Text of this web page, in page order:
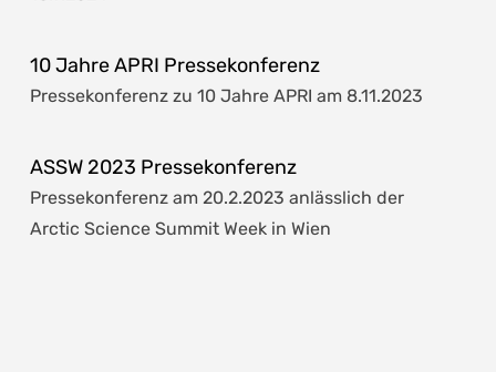
10 Jahre APRI Pressekonferenz
Pressekonferenz zu 10 Jahre APRI am 8.11.2023
ASSW 2023 Pressekonferenz
Pressekonferenz am 20.2.2023 anlässlich der
Arctic Science Summit Week in Wien